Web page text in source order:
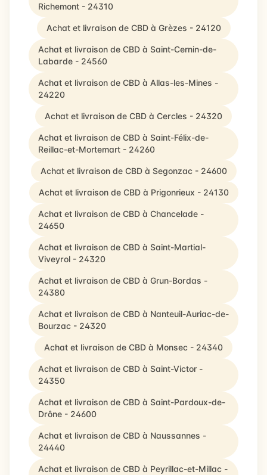
Richemont - 24310
Achat et livraison de CBD à Grèzes - 24120
Achat et livraison de CBD à Saint-Cernin-de-
Labarde - 24560
Achat et livraison de CBD à Allas-les-Mines -
24220
Achat et livraison de CBD à Cercles - 24320
Achat et livraison de CBD à Saint-Félix-de-
Reillac-et-Mortemart - 24260
Achat et livraison de CBD à Segonzac - 24600
Achat et livraison de CBD à Prigonrieux - 24130
Achat et livraison de CBD à Chancelade -
24650
Achat et livraison de CBD à Saint-Martial-
Viveyrol - 24320
Achat et livraison de CBD à Grun-Bordas -
24380
Achat et livraison de CBD à Nanteuil-Auriac-de-
Bourzac - 24320
Achat et livraison de CBD à Monsec - 24340
Achat et livraison de CBD à Saint-Victor -
24350
Achat et livraison de CBD à Saint-Pardoux-de-
Drône - 24600
Achat et livraison de CBD à Naussannes -
24440
Achat et livraison de CBD à Peyrillac-et-Millac -